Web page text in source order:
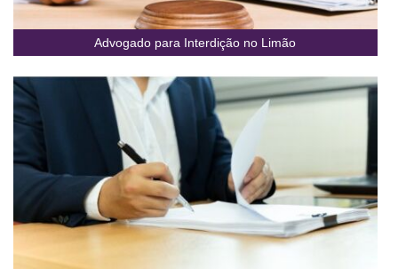
Advogado para Interdição no Limão